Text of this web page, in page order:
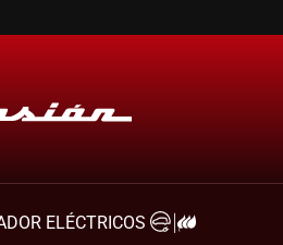
ELÉCTRICOS